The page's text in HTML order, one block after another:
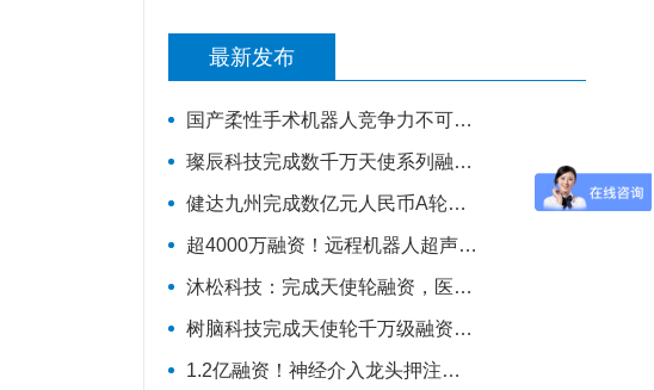
最新发布
国产柔性手术机器人竞争力不可小视，视通医疗再获一轮融资
璨辰科技完成数千万天使系列融资，AI 虚拟器官仿真平台加速落地
健达九州完成数亿元人民币A轮融资，推进脑疾病的精准疗法加速上市
超4000万融资！远程机器人超声企业完成种子轮
沐松科技：完成天使轮融资，医疗级AI数据模型引擎布局具身智能医疗场景数据集
树脑科技完成天使轮千万级融资，加速推动脑机接口与脑磁图技术国产化普及
1.2亿融资！神经介入龙头押注磁导航机器人